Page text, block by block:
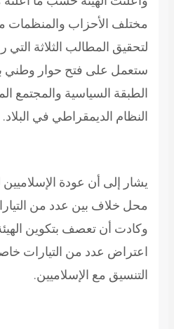
مختلف الأحزاب والمنظمات
لتحقيق المطالب الثلاثة
ستعمل على فتح حوار وطني
الطبقة السياسية
النظام الديمقراطي في البلاد.
يشار إلى أن عودة
محل خلاف بين عدد من
وكادت أن تعصف بتكوين
اعتراض عدد من التيارات
التنسيق مع الإسلاميين.